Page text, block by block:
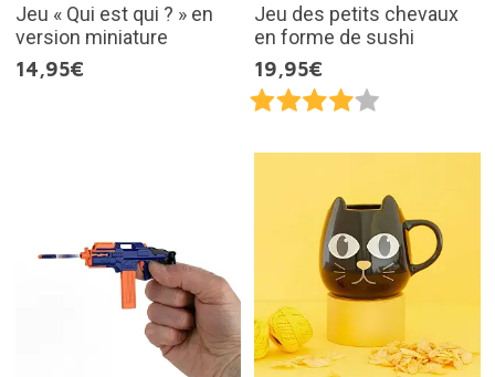
Jeu « Qui est qui ? » en
version miniature
14,95€
Jeu des petits chevaux
en forme de sushi
19,95€